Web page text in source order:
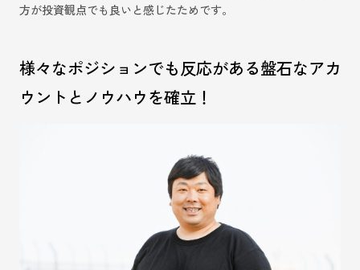
方が投資観点でも良いと感じたためです。
様々なポジションでも反応がある盤石なアカ
ウントとノウハウを確立！